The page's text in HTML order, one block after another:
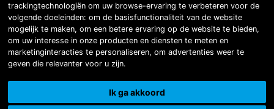
| Powered byBO Creator DXP®
trackingtechnologiën om uw browse-ervaring te verbeteren voor de
volgende doeleinden: om de basisfunctionaliteit van de website
mogelijk te maken, om een betere ervaring op de website te bieden,
om uw interesse in onze producten en diensten te meten en
marketinginteracties te personaliseren, om advertenties weer te
geven die relevanter voor u zijn.
Ik ga akkoord